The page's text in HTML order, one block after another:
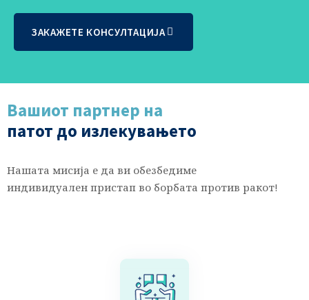
ЗАКАЖЕТЕ КОНСУЛТАЦИЈА
Вашиот партнер на
патот до излекувањето
Нашата мисија е да ви обезбедиме
индивидуален пристап во борбата против ракот!